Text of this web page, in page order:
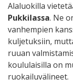
Alaluokilla
Pukkilassa. Ne
vanhempien
kuljetuksiin,
ruuan
koululaisilla on
ruokailuvälineet.